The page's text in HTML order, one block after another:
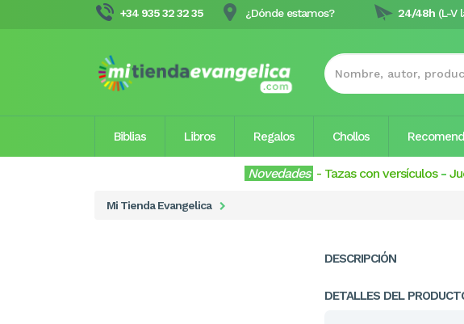
+34 935 32 32 35 ¿Dónde estamos? 24/48h (L-V
Biblias Libros Regalos Chollos
Novedades - Tazas con versículos-
Mi Tienda Evangelica
DESCRIPCIÓN
DETALLES DEL